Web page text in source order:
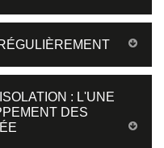
: L'UNE
DES